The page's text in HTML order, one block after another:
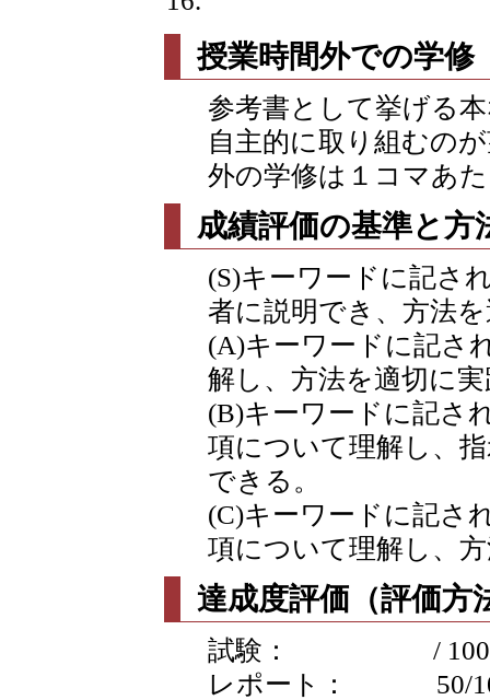
授業時間外での学修
参考書として挙げる
自主的に取り組むの
外の学修は１コマあ
成績評価の基準と方
(S)キーワードに記さ
者に説明でき、方法
(A)キーワードに記さ
解し、方法を適切に
(B)キーワードに記さ
項について理解し、
できる。
(C)キーワードに記さ
項について理解し、
達成度評価（評価方
試験： / 100
レポート： 50/